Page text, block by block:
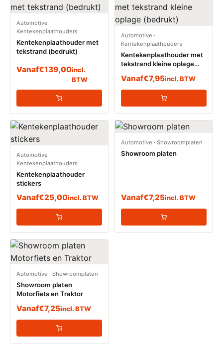
Automotive ·
Kentekenplaathouders
Kentekenplaathouder met
tekstrand (bedrukt)
Vanaf€139,00incl.
BTW
Automotive ·
Kentekenplaathouders
Kentekenplaathouder met
tekstrand kleine oplage
Vanaf€7,95incl. BTW
Automotive ·
Kentekenplaathouders
Kentekenplaathouder
stickers
Vanaf€25,00incl. BTW
Automotive · Showroomplaten
Showroom platen
Vanaf€7,25incl. BTW
Automotive · Showroomplaten
Showroom platen
Motorfiets en Traktor
Vanaf€7,25incl. BTW